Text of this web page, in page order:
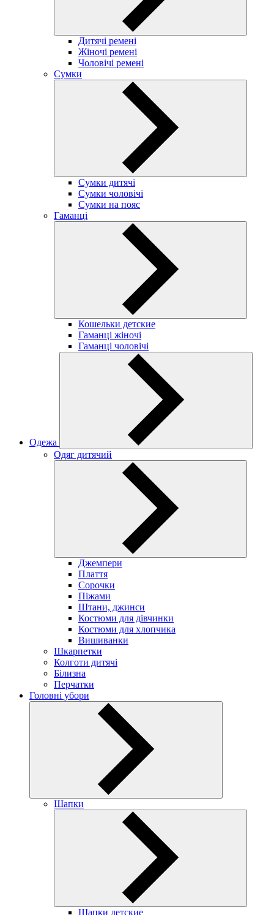
Дитячі ремені
Жіночі ремені
Чоловічі ремені
Сумки
Сумки дитячі
Сумки чоловічі
Сумки на пояс
Гаманці
Кошельки детские
Гаманці жіночі
Гаманці чоловічі
Одежа
Одяг дитячий
Джемпери
Плаття
Сорочки
Піжами
Штани, джинси
Костюми для дівчинки
Костюми для хлопчика
Вишиванки
Шкарпетки
Колготи дитячі
Білизна
Перчатки
Головні убори
Шапки
Шапки детские